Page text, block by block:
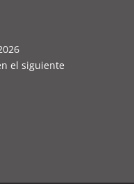
el siguiente